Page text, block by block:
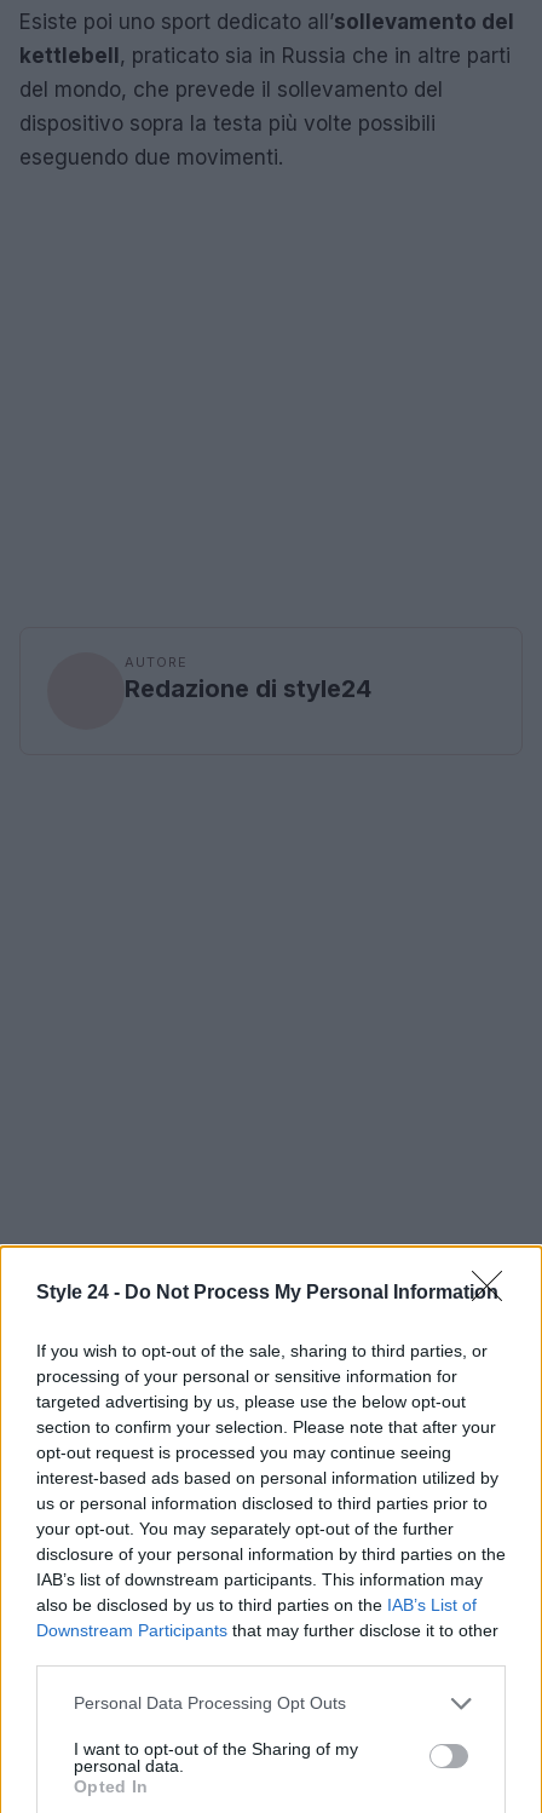
Style 24 - Do Not Process My Personal Information
If you wish to opt-out of the sale, sharing to third parties, or
processing of your personal or sensitive information for
targeted advertising by us, please use the below opt-out
section to confirm your selection. Please note that after your
opt-out request is processed you may continue seeing
interest-based ads based on personal information utilized by
us or personal information disclosed to third parties prior to
your opt-out. You may separately opt-out of the further
disclosure of your personal information by third parties on the
IAB’s list of downstream participants. This information may
also be disclosed by us to third parties on the IAB’s List of
Downstream Participants that may further disclose it to other
Please note that this website/app uses one or more Google
not limited to your visit or usage behaviour. You may click to
grant or deny consent to Google and its third-party tags to
use your data for below specified purposes in below Google
Personal Data Processing Opt Outs
I want to opt-out of the Sharing of my
personal data.
Opted In
Esiste poi uno sport dedicato all’sollevamento del
kettlebell , praticato sia in Russia che in altre parti
del mondo, che prevede il sollevamento del
dispositivo sopra la testa più volte possibili
eseguendo due movimenti.
AUTORE
Redazione di style24
FITNESS
Allenamento da spiaggia: tre livelli beach-friendly
Camilla Fiore · 7 Ago 2026
FITNESS